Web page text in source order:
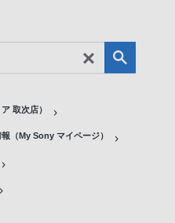
取次店）
（My Sony マイページ）